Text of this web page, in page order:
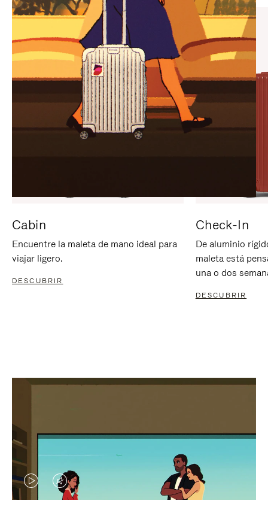
PAUSARLO.
PARA
ACTIVARLO.
Cabin
Encuentre la maleta de mano ideal para
viajar ligero.
DESCUBRIR
Check-In
De aluminio
maleta está
una o dos
DESCUBRIR
EL
EL